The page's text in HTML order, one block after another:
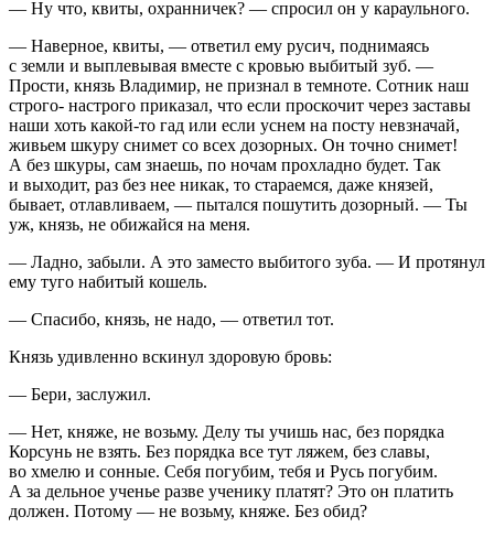
— Ну что, квиты, охранничек? — спросил он у караульного.
— Наверное, квиты, — ответил ему русич, поднимаясь
с земли и выплевывая вместе с кровью выбитый зуб. —
Прости, князь Владимир, не признал в темноте. Сотник наш
строго- настрого приказал, что если проскочит через заставы
наши хоть какой-то гад или если уснем на посту невзначай,
живьем шкуру снимет со всех дозорных. Он точно снимет!
А без шкуры, сам знаешь, по ночам прохладно будет. Так
и выходит, раз без нее никак, то стараемся, даже князей,
бывает, отлавливаем, — пытался пошутить дозорный. — Ты
уж, князь, не обижайся на меня.
— Ладно, забыли. А это заместо выбитого зуба. — И протянул
ему туго набитый кошель.
— Спасибо, князь, не надо, — ответил тот.
Князь удивленно вскинул здоровую бровь:
— Бери, заслужил.
— Нет, княже, не возьму. Делу ты учишь нас, без порядка
Корсунь не взять. Без порядка все тут ляжем, без славы,
во хмелю и сонные. Себя погубим, тебя и Русь погубим.
А за дельное ученье разве ученику платят? Это он платить
должен. Потому — не возьму, княже. Без обид?